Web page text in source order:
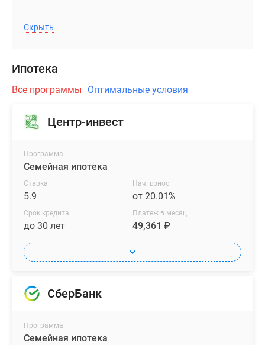
Скрыть
Ипотека
Все программы Оптимальные условия
Центр-инвест
Программа
Семейная ипотека
Ставка
5.9
Нач. взнос
от 20.01%
Срок кредита
до 30 лет
Платеж в месяц
49,361 ₽
СберБанк
Программа
Семейная ипотека